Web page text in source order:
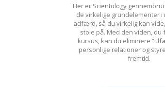
Her er Scientology
de virkelige grundelementer i
adfærd, så du virkelig kan
stole på. Med den viden, du
kursus, kan du eliminere
personlige relationer og
fremtid.